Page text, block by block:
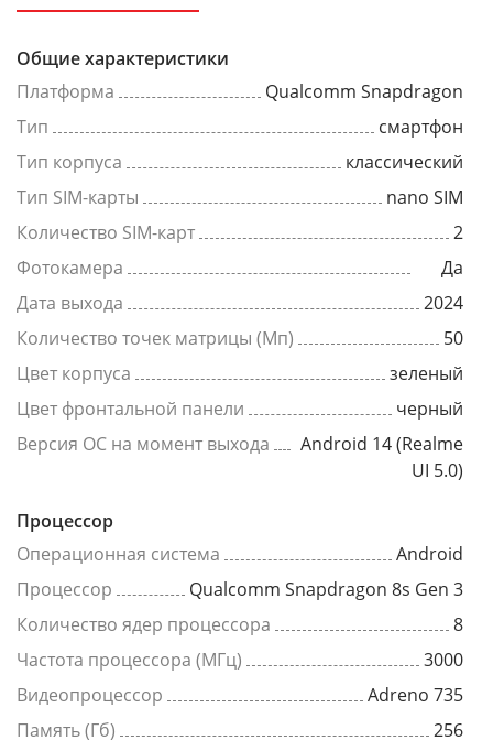
Общие характеристики
Платформа
Qualcomm Snapdragon
Тип
смартфон
Тип корпуса
классический
Тип SIM-карты
nano SIM
Количество SIM-карт
2
Фотокамера
Да
Дата выхода
2024
Количество точек матрицы (Мп)
50
Цвет корпуса
зеленый
Цвет фронтальной панели
черный
Версия ОС на момент выхода
Android 14 (Realme
UI 5.0)
Процессор
Операционная система
Android
Процессор
Qualcomm Snapdragon 8s Gen 3
Количество ядер процессора
8
Частота процессора (МГц)
3000
Видеопроцессор
Adreno 735
Память (Гб)
256